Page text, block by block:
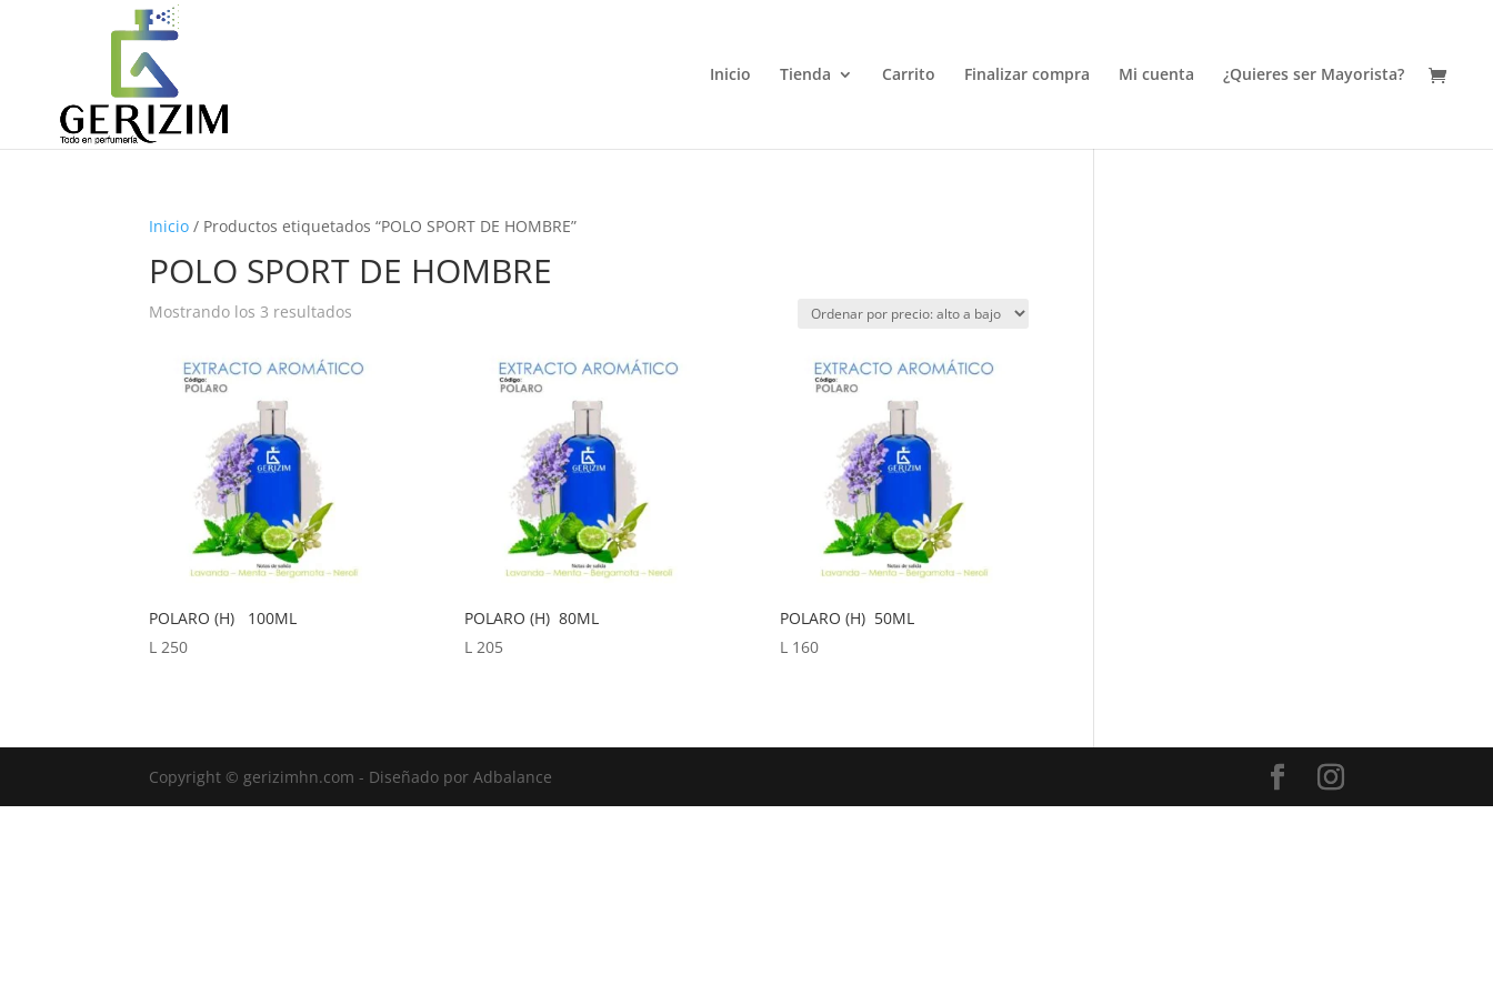
Inicio Tienda Carrito Finalizar compra Mi cuenta ¿Quieres ser Mayorista?
Inicio / Productos etiquetados “POLO SPORT DE HOMBRE”
POLO SPORT DE HOMBRE
Mostrando los 3 resultados
precio:
POLARO (H) 100ML
L 250
POLARO (H) 80ML
L205
POLARO (H) 50ML
L160
Copyright © gerizimhn.com - Diseñado por Adbalance